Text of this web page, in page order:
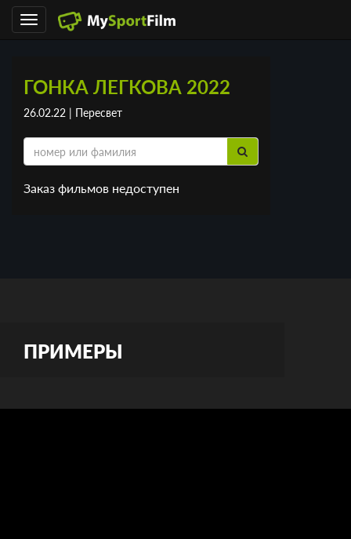
Toggle
ГОНКА ЛЕГКОВА 2022
26.02.22 | Пересвет
Заказ фильмов недоступен
ПРИМЕРЫ